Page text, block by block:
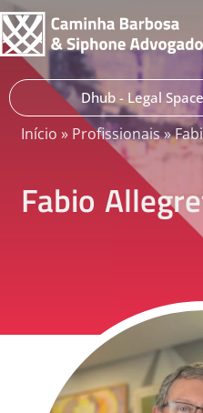
Dhub - Legal Space
Início » Profissionais»
Fabio